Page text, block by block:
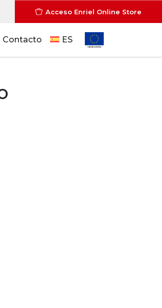
Acceso Enriel Online Store
Contacto ES